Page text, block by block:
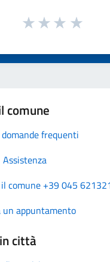
comune
frequenti
Assistenza
il comune +39 045
un appuntamento
città